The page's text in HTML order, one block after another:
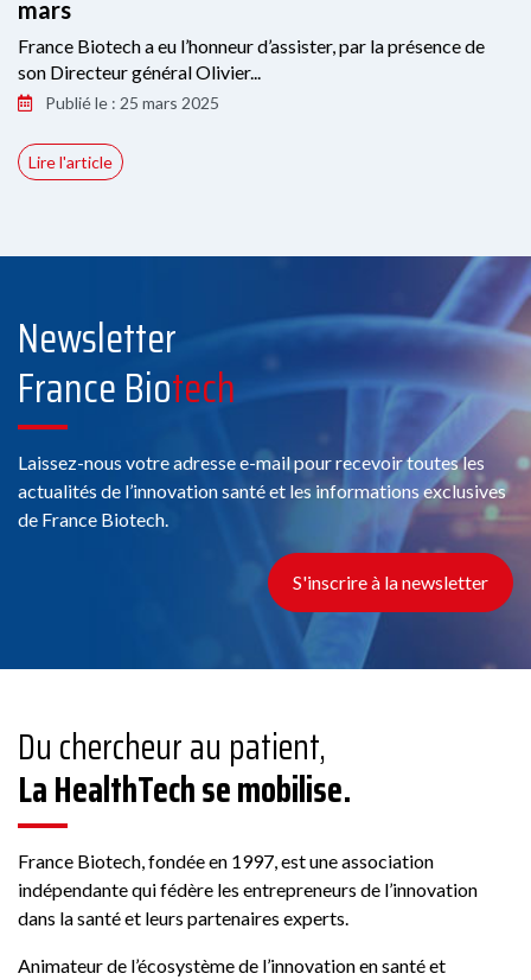
mars
France Biotech a eu l’honneur d’assister, par la présence de
son Directeur général Olivier...
Publié le : 25 mars 2025
Lire l'article
Newsletter
France Biotech
Laissez-nous votre adresse e-mail pour recevoir toutes les
actualités de l’innovation santé et les informations exclusives
de France Biotech.
S'inscrire à la newsletter
Du chercheur au patient,
La HealthTech se mobilise.
France Biotech, fondée en 1997, est une association
indépendante qui fédère les entrepreneurs de l’innovation
dans la santé et leurs partenaires experts.
Animateur de l’écosystème de l’innovation en santé et